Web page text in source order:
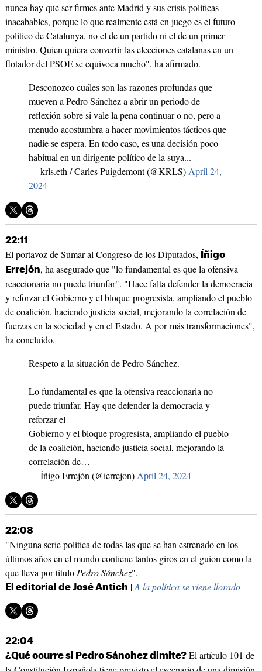
nunca hay que ser firmes ante Madrid y sus crisis políticas
inacabables, porque lo que realmente está en juego es el futuro
político de Catalunya, no el de un partido ni el de un primer
ministro. Quien quiera convertir las elecciones catalanas en un
flotador del PSOE se equivoca mucho", ha afirmado.
Desconozco cuáles son las razones profundas que
mueven a Pedro Sánchez a abrir un periodo de
reflexión sobre si vale la pena continuar o no, pero a
menudo acostumbra a hacer movimientos tácticos que
nadie se espera. En todo caso, es una decisión poco
habitual en un dirigente político de la suya...
— krls.eth / Carles Puigdemont (@KRLS) April 24,
2024
22:11
El portavoz de Sumar al Congreso de los Diputados,
Íñigo
Errejón, ha asegurado que "lo fundamental es que la ofensiva
reaccionaria no puede triunfar". "Hace falta defender la democracia
y reforzar el Gobierno y el bloque progresista, ampliando el pueblo
de coalición, haciendo justicia social, mejorando la correlación de
fuerzas en la sociedad y en el Estado. A por más transformaciones",
ha concluido.
Respeto a la situación de Pedro Sánchez.
Lo fundamental es que la ofensiva reaccionaria no
puede triunfar. Hay que defender la democracia y
reforzar el
Gobierno y el bloque progresista, ampliando el pueblo
de la coalición, haciendo justicia social, mejorando la
correlación de…
— Íñigo Errejón (@ierrejon) April 24, 2024
22:08
"Ninguna serie política de todas las que se han estrenado en los
últimos años en el mundo contiene tantos giros en el guion como la
que lleva por título Pedro Sánchez".
El editorial de José Antich |A la política se viene llorado
22:04
¿Qué ocurre si Pedro Sánchez dimite?El artículo 101 de